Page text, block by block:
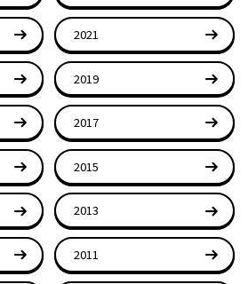
2021
2019
2017
2015
2013
2011